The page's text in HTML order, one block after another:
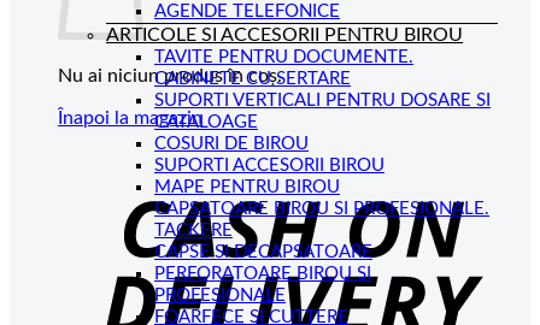
Nu ai niciun produs în coș.
Înapoi la magazin
AGENDE TELEFONICE
ARTICOLE SI ACCESORII PENTRU BIROU
TAVITE PENTRU DOCUMENTE.
CABINETE CU SERTARE
SUPORTI VERTICALI PENTRU DOSARE SI
CATALOAGE
COSURI DE BIROU
SUPORTI ACCESORII BIROU
MAPE PENTRU BIROU
CAPSATOARE BIROU SI PROFESIONALE.
TACKERE
CAPSE SI DECAPSATOARE
PERFORATOARE BIROU SI
PROFESIONALE
FOARFECE SI CUTTERE